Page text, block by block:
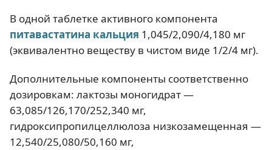
В одной таблетке активного компонента
питавастатина кальция 1,045/2,090/4,180 мг
(эквивалентно веществу в чистом виде 1/2/4 мг).
Дополнительные компоненты соответственно
дозировкам: лактозы моногидрат —
63,085/126,170/252,340 мг,
гидроксипропилцеллюлоза низкозамещенная —
12,540/25,080/50,160 мг,